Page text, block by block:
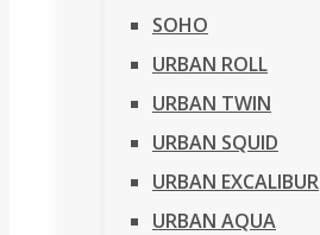
SOHO
URBAN ROLL
URBAN TWIN
URBAN SQUID
URBAN EXCALIBUR
URBAN AQUA